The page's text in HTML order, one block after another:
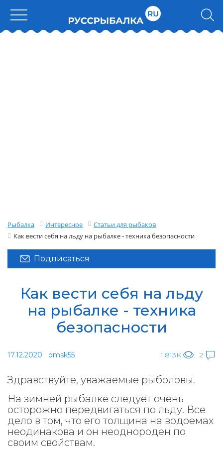
Рыбалка Интересное
Статьи для рыбаков
Как вести себя на льду на рыбалке - техника безопасности
Подписаться
Как вести себя на льду
на рыбалке - техника
безопасности
17.12.2020 omsk55 1.813K 2
Здравствуйте, уважаемые рыболовы.
На зимней рыбалке следует очень
осторожно передвигаться по льду. Все
дело в том, что его толщина на водоемах
неодинакова и он неоднороден по
своим свойствам.